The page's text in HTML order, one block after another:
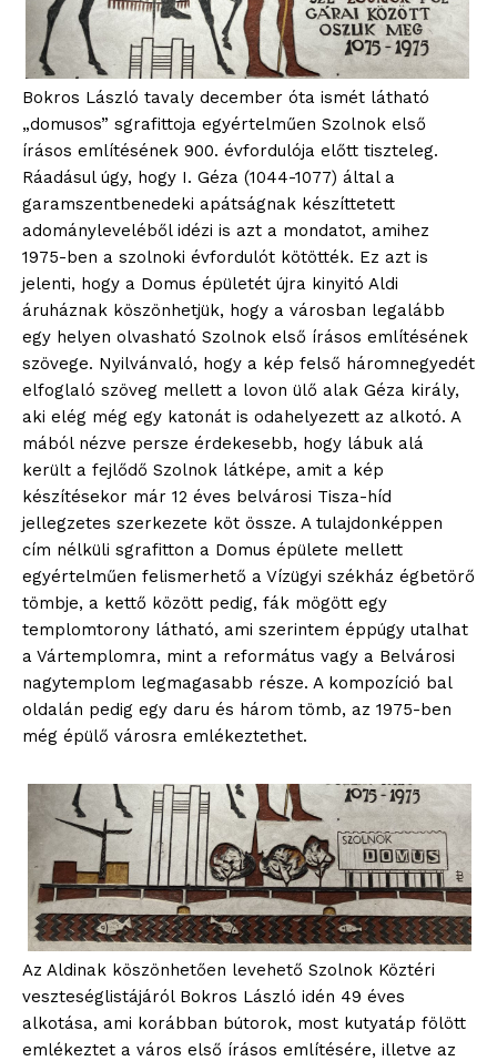
blogSZOLNOK
szubjektív élményportál
ELŐFIZETÉS
Hasznos
bSZ fiók
Előfizetés
Kapcsolat
Adatkezelési tájékoztató
Hirdetés
Bokros László tavaly december óta ismét látható
„domusos” sgrafittoja egyértelműen Szolnok első
írásos említésének 900. évfordulója előtt tiszteleg.
Ráadásul úgy, hogy I. Géza (1044-1077) által a
garamszentbenedeki apátságnak készíttetett
adományleveléből idézi is azt a mondatot, amihez
1975-ben a szolnoki évfordulót kötötték. Ez azt is
jelenti, hogy a Domus épületét újra kinyitó Aldi
áruháznak köszönhetjük, hogy a városban legalább
egy helyen olvasható Szolnok első írásos említésének
szövege. Nyilvánvaló, hogy a kép felső háromnegyedét
elfoglaló szöveg mellett a lovon ülő alak Géza király,
aki elég még egy katonát is odahelyezett az alkotó. A
mából nézve persze érdekesebb, hogy lábuk alá
került a fejlődő Szolnok látképe, amit a kép
készítésekor már 12 éves belvárosi Tisza-híd
jellegzetes szerkezete köt össze. A tulajdonképpen
cím nélküli sgrafitton a Domus épülete mellett
egyértelműen felismerhető a Vízügyi székház égbetörő
tömbje, a kettő között pedig, fák mögött egy
templomtorony látható, ami szerintem éppúgy utalhat
a Vártemplomra, mint a református vagy a Belvárosi
nagytemplom legmagasabb része. A kompozíció bal
oldalán pedig egy daru és három tömb, az 1975-ben
még épülő városra emlékeztethet.
Az Aldinak köszönhetően levehető Szolnok Köztéri
veszteséglistájáról Bokros László idén 49 éves
alkotása, ami korábban bútorok, most kutyatáp fölött
emlékeztet a város első írásos említésére, illetve az